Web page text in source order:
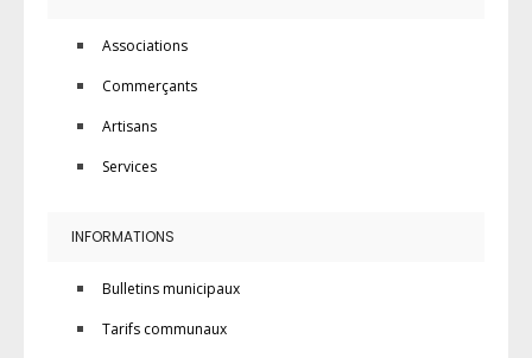
Associations
Commerçants
Artisans
Services
INFORMATIONS
Bulletins municipaux
Tarifs communaux